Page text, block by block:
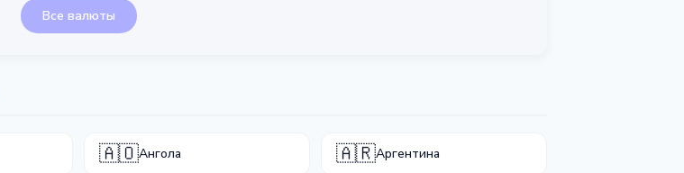
Все валюты
🇦🇴Ангола 🇦🇷Аргентина